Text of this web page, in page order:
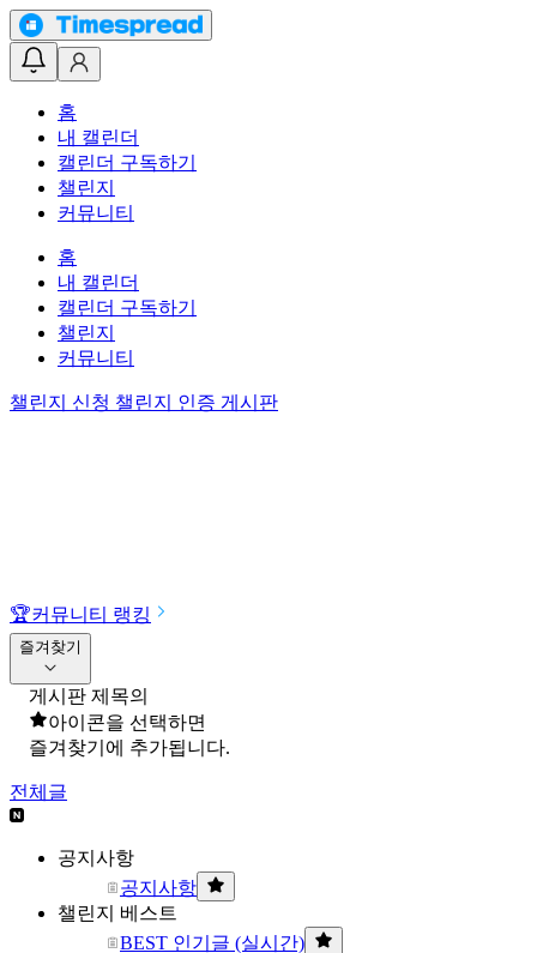
홈
내 캘린더
캘린더 구독하기
챌린지
커뮤니티
홈
내 캘린더
캘린더 구독하기
챌린지
커뮤니티
챌린지 신청 챌린지 인증 게시판
🏆커뮤니티 랭킹
즐겨찾기
게시판 제목의
아이콘을 선택하면
즐겨찾기에 추가됩니다.
전체글
공지사항
공지사항
챌린지 베스트
BEST 인기글 (실시간)